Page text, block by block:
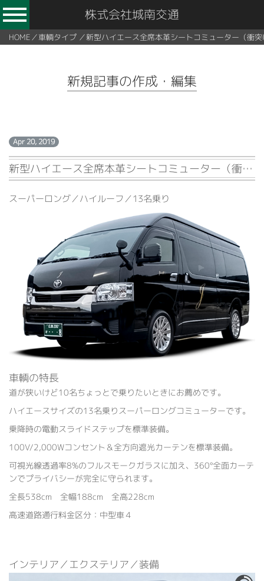
株式会社城南交通
HOME／車輌タイプ ／新型ハイエース全席本革シートコミューター（衝
新規記事の作成・編集
Apr 20, 2019
新型ハイエース全席本革シートコミューター（衝突軽減装置付き）【13名乗り】
スーパーロング／ハイルーフ／13名乗り
車輌の特長
道が狭いけど10名ちょっとで乗りたいときにお薦めです。
ハイエースサイズの13名乗りスーパーロングコミューターです。
乗降時の電動スライドステップを標準装備。
100V/2,000Wコンセント＆全方向遮光カーテンを標準装備。
可視光線透過率8%のフルスモークガラスに加え、360°全面カーテ
ンでプライバシーが完全に守られます。
全長538cm 全幅188cm 全高228cm
高速道路通行料金区分：中型車４
インテリア／エクステリア／装備